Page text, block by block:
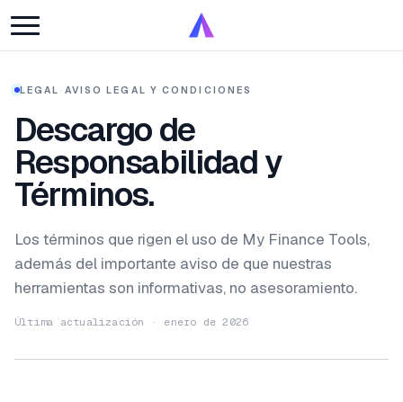
LEGAL · AVISO LEGAL Y CONDICIONES
Descargo de
Responsabilidad y
Términos.
Los términos que rigen el uso de My Finance Tools,
además del importante aviso de que nuestras
herramientas son informativas, no asesoramiento.
Última actualización · enero de 2026